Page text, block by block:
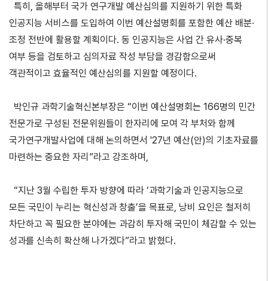
특히, 올해부터 국가 연구개발 예산심의를 지원하기 위한 특화
인공지능 서비스를 도입하여 이번 예산설명회를 포함한 예산 배분·
조정 전반에 활용할 계획이다. 동 인공지능은 사업 간 유사·중복
여부 등을 검토하고 심의자료 작성 부담을 경감함으로써
객관적이고 효율적인 예산심의를 지원할 예정이다.
박인규 과학기술혁신본부장은 “이번 예산설명회는 166명의 민간
전문가로 구성된 전문위원들이 한자리에 모여 각 부처와 함께
국가연구개발사업에 대해 논의하면서 '27년 예산(안)의 기초자료를
마련하는 중요한 자리”라고 강조하며,
“지난 3월 수립한 투자 방향에 따라 ‘과학기술과 인공지능으로
모든 국민이 누리는 혁신성과 창출’을 목표로, 낭비 요인은 철저히
차단하고 꼭 필요한 분야에는 과감히 투자해 국민이 체감할 수 있는
성과를 신속히 확산해 나가겠다”라고 밝혔다.